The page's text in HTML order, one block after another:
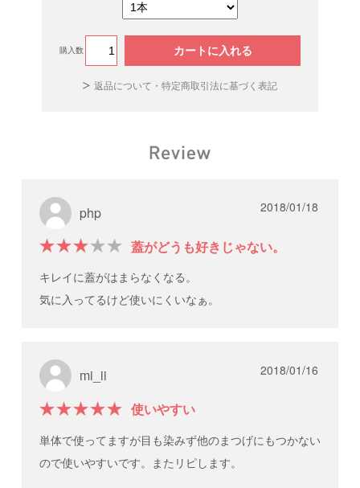
購入数 カートに入れる
返品について・特定商取引法に基づく表記
php
蓋がどうも好きじゃない。
2018/01/18
キレイに蓋がはまらなくなる。
気に入ってるけど使いにくいなぁ。
mi_ii
使いやすい
2018/01/16
単体で使ってますが目も染みず他のまつげにもつかない
ので使いやすいです。またリピします。